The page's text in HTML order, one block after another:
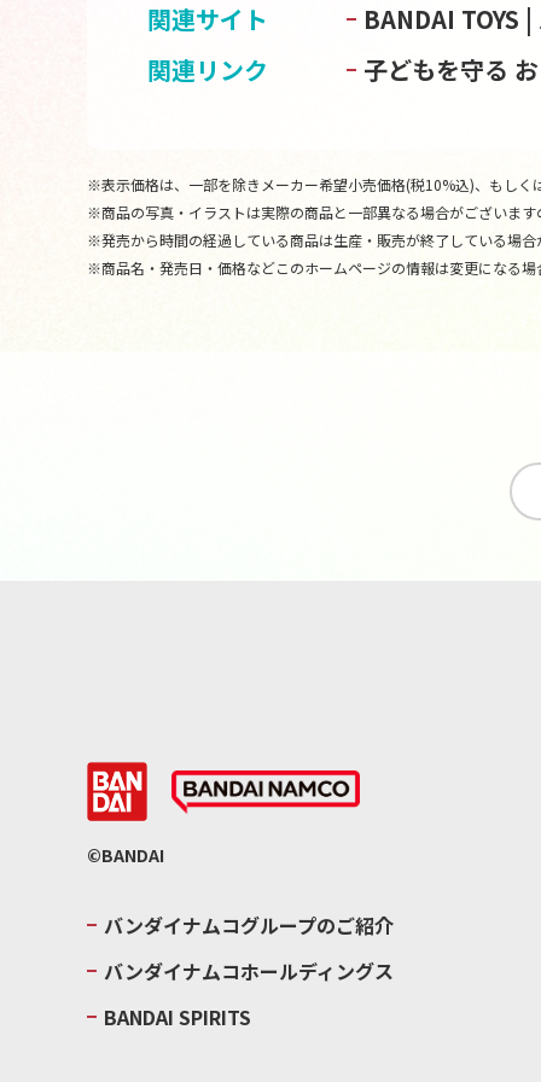
関連サイト
BANDAI TOYS
関連リンク
子どもを守る
※表示価格は、一部を除きメーカー希望小売価格(税10%込)、もしく
※商品の写真・イラストは実際の商品と一部異なる場合がございま
※発売から時間の経過している商品は生産・販売が終了している場
※商品名・発売日・価格などこのホームページの情報は変更になる
©BANDAI
バンダイナムコグループのご紹介
バンダイナムコホールディングス
BANDAI SPIRITS